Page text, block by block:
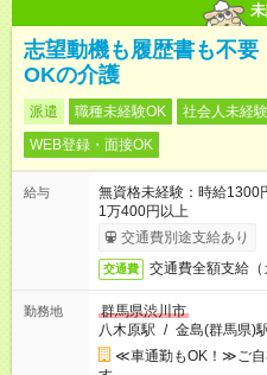
志望動機も履歴書も不
OKの介護
派遣 職種未経験OK 社会人未経
WEB登録・面接OK
給与
無資格未経験：時給
1万400円以上
交通費別途支給あり
交通費 交通費全額支給（
勤務地
群馬県渋川市
八木原駅 / 金島(群馬県)
≪車通勤もOK！≫ご自